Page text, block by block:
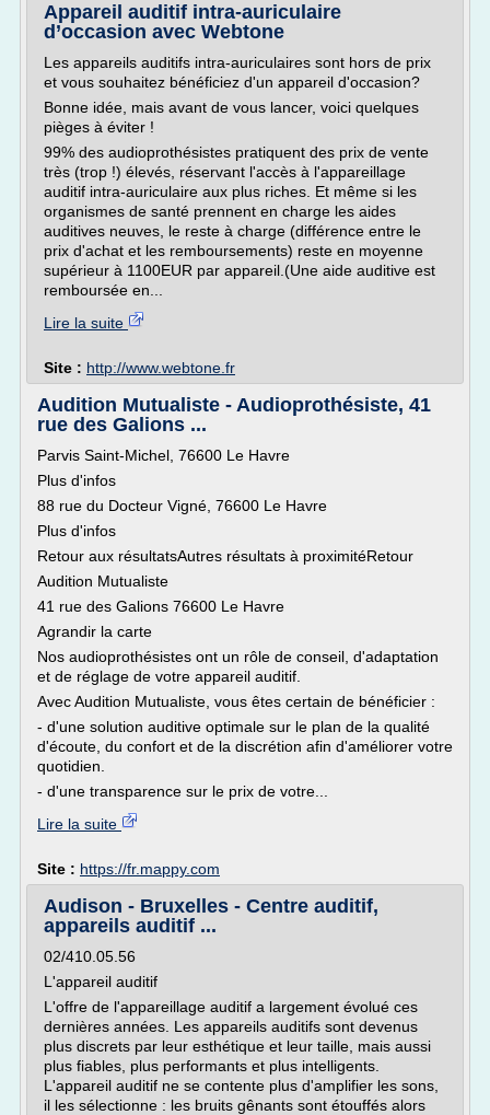
Appareil auditif intra-auriculaire
d’occasion avec Webtone
Les appareils auditifs intra-auriculaires sont hors de prix
et vous souhaitez bénéficiez d'un appareil d'occasion?
Bonne idée, mais avant de vous lancer, voici quelques
pièges à éviter !
99% des audioprothésistes pratiquent des prix de vente
très (trop !) élevés, réservant l'accès à l'appareillage
auditif intra-auriculaire aux plus riches. Et même si les
organismes de santé prennent en charge les aides
auditives neuves, le reste à charge (différence entre le
prix d'achat et les remboursements) reste en moyenne
supérieur à 1100EUR par appareil.(Une aide auditive est
remboursée en...
Lire la suite
Site : http://www.webtone.fr
Audition Mutualiste - Audioprothésiste, 41
rue des Galions ...
Parvis Saint-Michel, 76600 Le Havre
Plus d'infos
88 rue du Docteur Vigné, 76600 Le Havre
Plus d'infos
Retour aux résultatsAutres résultats à proximitéRetour
Audition Mutualiste
41 rue des Galions 76600 Le Havre
Agrandir la carte
Nos audioprothésistes ont un rôle de conseil, d'adaptation
et de réglage de votre appareil auditif.
Avec Audition Mutualiste, vous êtes certain de bénéficier :
- d'une solution auditive optimale sur le plan de la qualité
d'écoute, du confort et de la discrétion afin d'améliorer votre
quotidien.
- d'une transparence sur le prix de votre...
Lire la suite
Site : https://fr.mappy.com
Audison - Bruxelles - Centre auditif,
appareils auditif ...
02/410.05.56
L'appareil auditif
L'offre de l'appareillage auditif a largement évolué ces
dernières années. Les appareils auditifs sont devenus
plus discrets par leur esthétique et leur taille, mais aussi
plus fiables, plus performants et plus intelligents.
L'appareil auditif ne se contente plus d'amplifier les sons,
il les sélectionne : les bruits gênants sont étouffés alors